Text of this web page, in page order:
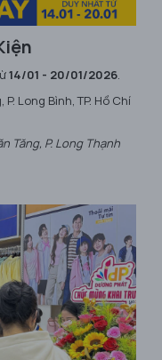
14/01 - 20/01/2026
Long Bình, TP. Hồ Chí
Tăng, P. Long Thạnh